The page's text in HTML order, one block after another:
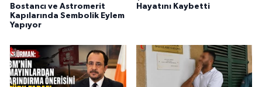
Bostancı ve Astromerit
Kapılarında Sembolik Eylem
Yapıyor
Hayatını Kaybetti